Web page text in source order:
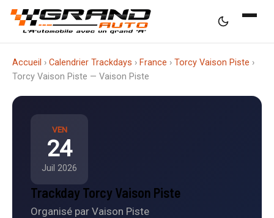
Accueil › Calendrier Trackdays › France › Torcy Vaison Piste ›
Torcy Vaison Piste — Vaison Piste
VEN
24
Juil 2026
Trackday Torcy Vaison Piste
Organisé par Vaison Piste